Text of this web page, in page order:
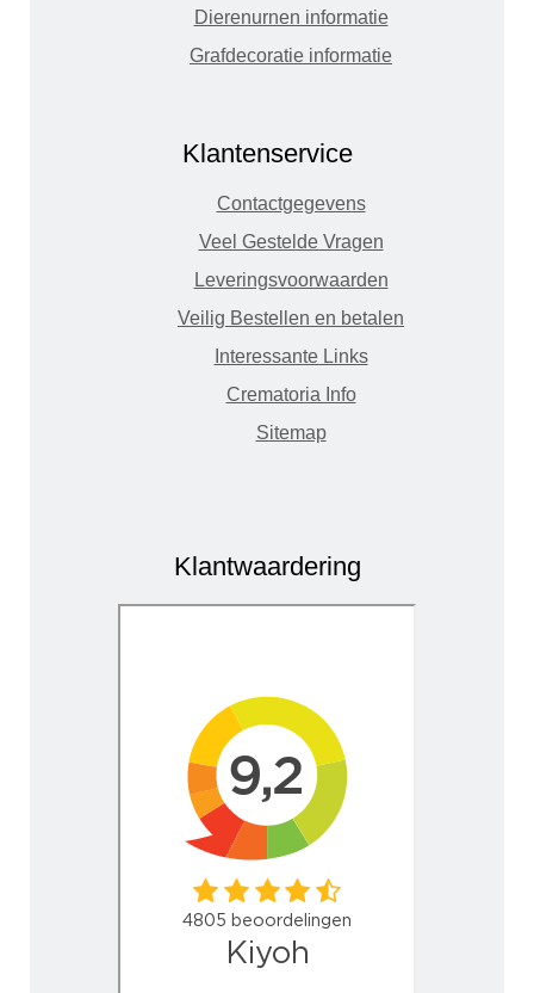
Dierenurnen informatie
Grafdecoratie informatie
Klantenservice
Contactgegevens
Veel Gestelde Vragen
Leveringsvoorwaarden
Veilig Bestellen en betalen
Interessante Links
Crematoria Info
Sitemap
Klantwaardering